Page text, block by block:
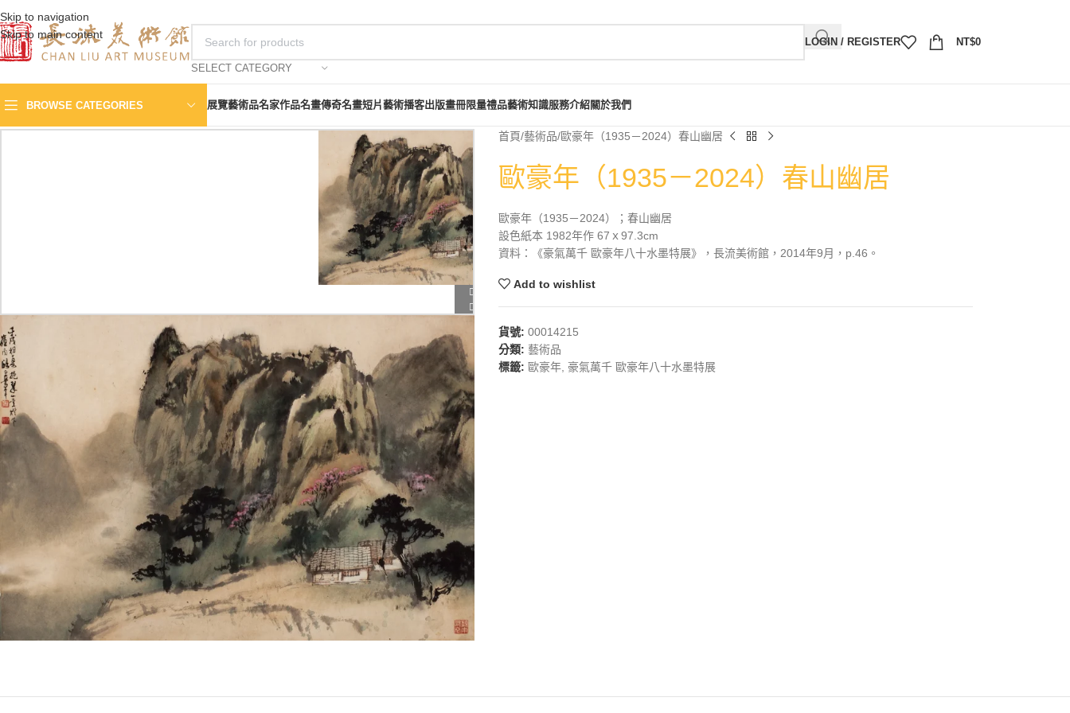
Skip to navigation
Skip to main content
SELECT CATEGORY
LOGIN / REGISTER NT$0
BROWSE CATEGORIES 展覽藝術品名家作品名畫傳奇名畫短片藝術播客出版畫冊限量禮品藝術知識服務介紹關於我們
首頁 藝術品 歐豪年（1935－2024）春山幽居
歐豪年（1935－2024）春山幽居
歐豪年（1935－2024）；春山幽居
設色紙本 1982年作 67ｘ97.3cm
資料：《豪氣萬千 歐豪年八十水墨特展》，長流美術館，2014年9月，p.46。
Add to wishlist
貨號: 00014215
分類: 藝術品
標籤: 歐豪年, 豪氣萬千 歐豪年八十水墨特展